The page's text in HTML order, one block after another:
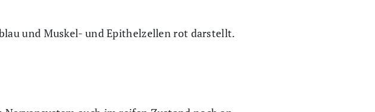
und Muskel- und Epithelzellen rot darstellt.